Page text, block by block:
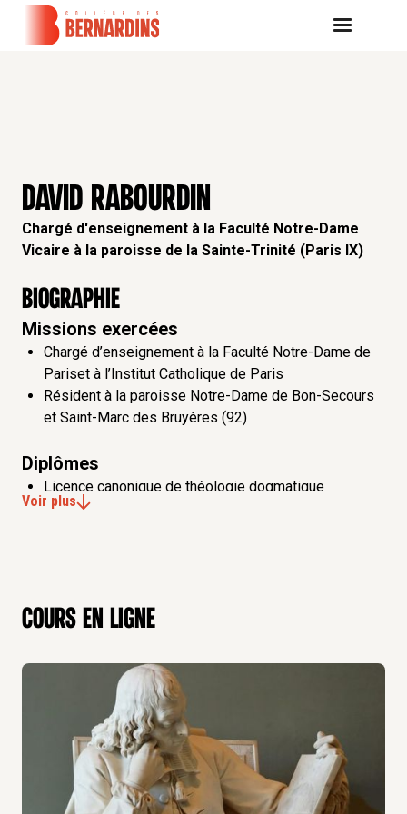
DAVID RABOURDIN
Chargé d'enseignement à la Faculté Notre-Dame
Vicaire à la paroisse de la Sainte-Trinité (Paris IX)
Biographie
Missions exercées
Chargé d’enseignement à la Faculté Notre-Dame de
Pariset à l’Institut Catholique de Paris
Résident à la paroisse Notre-Dame de Bon-Secours
et Saint-Marc des Bruyères (92)
Diplômes
Licence canonique de théologie dogmatique
Docteur en philosophie (ICP / Sorbonne-Université)
Publications scientifiques
Pascal. Foi et conversion
Une puissance d’affirmation. Essai sur la Philosophie
de Claude Bruaire,Paris, Hermann, coll. « De Visu »,
2023
Livres dirigés
Personne et communauté. Regards croisés avec
Luigino Bruni, Paris, « Cahier de la NRT », CLD
Voir plus
Cours en ligne